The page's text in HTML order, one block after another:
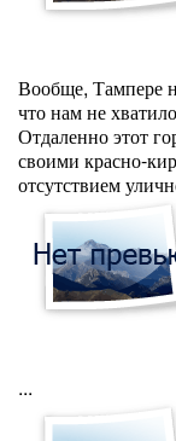
Вообще, Тампере
что нам не
Отдаленно этот
своими красно-
отсутствием
...